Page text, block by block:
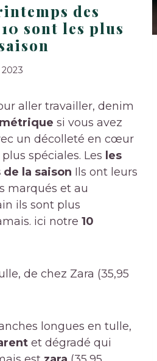
des
sont les plus
aller travailler, denim
si vous avez
un décolleté en cœur
spéciales. Les les
la saison Ils ont leurs
marqués et au
ils sont plus
ici notre 10
de chez Zara (35,95
longues en tulle,
et dégradé qui